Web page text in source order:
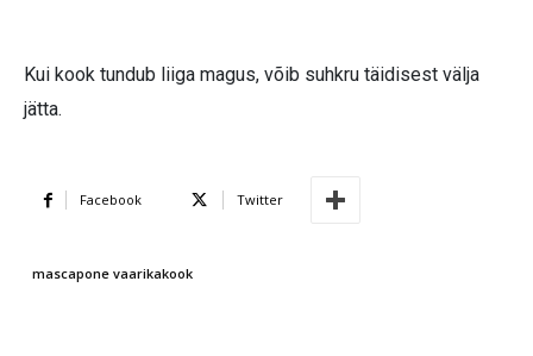
Kui kook tundub liiga magus, võib suhkru täidisest välja
jätta.
Facebook Twitter
mascapone vaarikakook